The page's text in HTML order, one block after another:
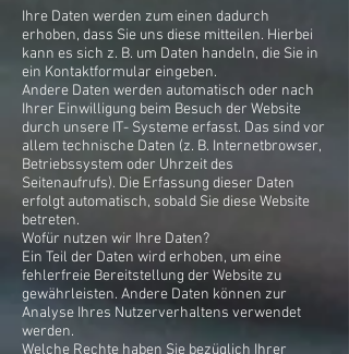
Ihre Daten werden zum einen dadurch
erhoben, dass Sie uns diese mitteilen. Hierbei
kann es sich z. B. um Daten handeln, die Sie in
ein Kontaktformular eingeben.
Andere Daten werden automatisch oder nach
Ihrer Einwilligung beim Besuch der Website
durch unsere IT- Systeme erfasst. Das sind vor
allem technische Daten (z. B. Internetbrowser,
Betriebssystem oder Uhrzeit des
Seitenaufrufs). Die Erfassung dieser Daten
erfolgt automatisch, sobald Sie diese Website
betreten.
Wofür nutzen wir Ihre Daten?
Ein Teil der Daten wird erhoben, um eine
fehlerfreie Bereitstellung der Website zu
gewährleisten. Andere Daten können zur
Analyse Ihres Nutzerverhaltens verwendet
werden.
Welche Rechte haben Sie bezüglich Ihrer